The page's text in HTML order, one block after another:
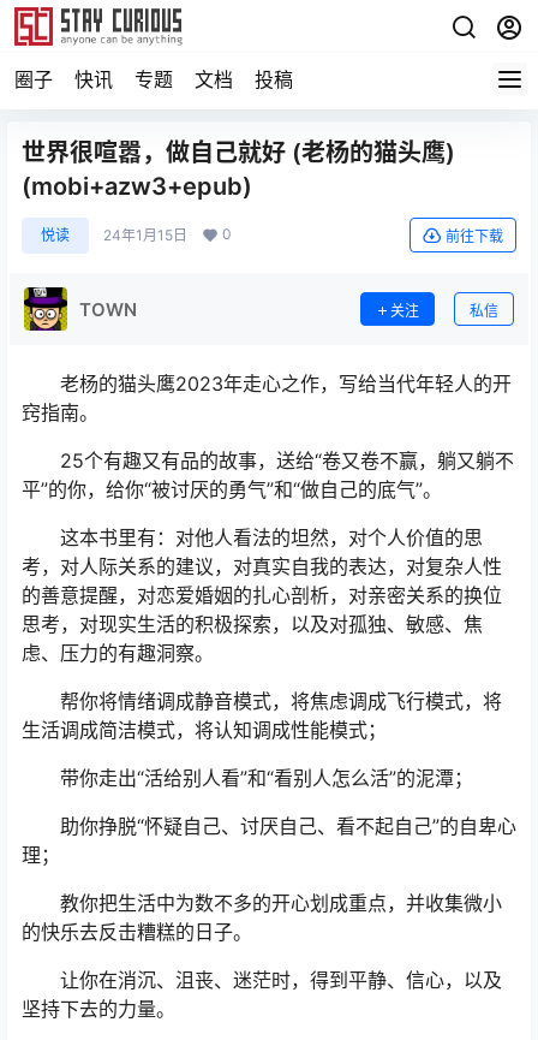
圈子 快讯 专题 文档 投稿
世界很喧嚣，做自己就好 (老杨的猫头鹰)
(mobi+azw3+epub)
悦读 24年1月15日 0 前往下载
TOWN 关注 私信
老杨的猫头鹰2023年走心之作，写给当代年轻人的开
窍指南。
25个有趣又有品的故事，送给“卷又卷不赢，躺又躺不
平”的你，给你“被讨厌的勇气”和“做自己的底气”。
这本书里有：对他人看法的坦然，对个人价值的思
考，对人际关系的建议，对真实自我的表达，对复杂人性
的善意提醒，对恋爱婚姻的扎心剖析，对亲密关系的换位
思考，对现实生活的积极探索，以及对孤独、敏感、焦
虑、压力的有趣洞察。
帮你将情绪调成静音模式，将焦虑调成飞行模式，将
生活调成简洁模式，将认知调成性能模式；
带你走出“活给别人看”和“看别人怎么活”的泥潭；
助你挣脱“怀疑自己、讨厌自己、看不起自己”的自卑心
理；
教你把生活中为数不多的开心划成重点，并收集微小
的快乐去反击糟糕的日子。
让你在消沉、沮丧、迷茫时，得到平静、信心，以及
坚持下去的力量。